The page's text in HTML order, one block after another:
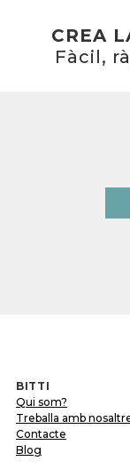
CREA
Fàcil,
BITTI
Qui som?
Treballa amb
Contacte
Blog